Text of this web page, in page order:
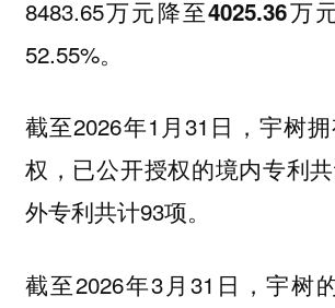
8483.65万元降至4025.36万
52.55%。
截至2026年1月31日，宇树
权， 已公开授权的境内专利
外专利共计93项。
截至2026年3月31日，宇树